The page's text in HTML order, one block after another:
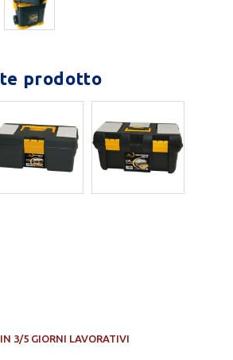
prodotto
3/5 GIORNI LAVORATIVI